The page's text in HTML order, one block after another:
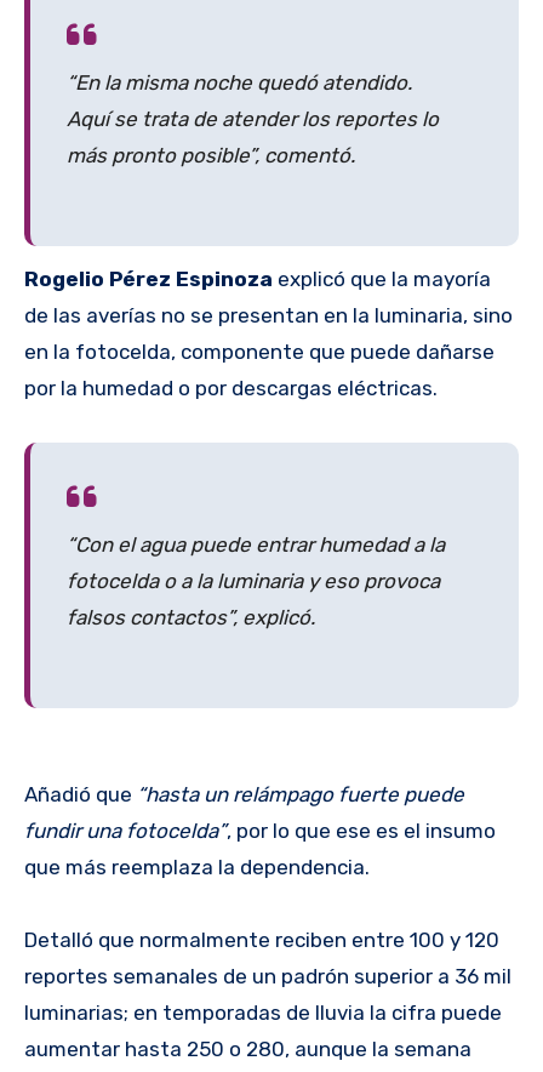
“En la misma noche quedó atendido.
Aquí se trata de atender los reportes lo
más pronto posible”, comentó.
Rogelio Pérez Espinoza explicó que la mayoría
de las averías no se presentan en la luminaria, sino
en la fotocelda, componente que puede dañarse
por la humedad o por descargas eléctricas.
“Con el agua puede entrar humedad a la
fotocelda o a la luminaria y eso provoca
falsos contactos”, explicó.
Añadió que “hasta un relámpago fuerte puede
fundir una fotocelda”, por lo que ese es el insumo
que más reemplaza la dependencia.
Detalló que normalmente reciben entre 100 y 120
reportes semanales de un padrón superior a 36 mil
luminarias; en temporadas de lluvia la cifra puede
aumentar hasta 250 o 280, aunque la semana